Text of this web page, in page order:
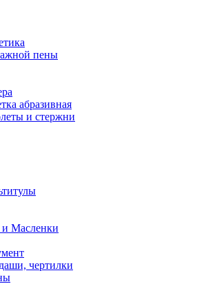
пены
абразивная
и стержни
Масленки
чертилки